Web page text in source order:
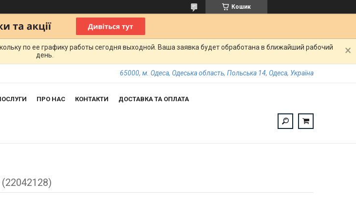
Кошик
по ее графику работы сегодня выходной. Ваша заявка будет обработана в ближайший рабочий
день.
65000, м. Одеса, Одеська область, Польська 14, Одеса, Україна
ПРО НАС КОНТАКТИ ДОСТАВКА ТА ОПЛАТА